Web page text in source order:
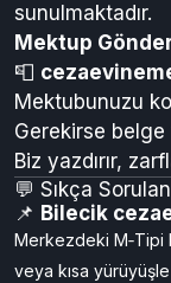
sunulmaktadır.
Mektup
📮
Mektubunuzu
Gerekirse
Biz yazdırır,
💬 Sıkça
📌 Bilecik
Merkezdeki M‑Tipi
veya kısa